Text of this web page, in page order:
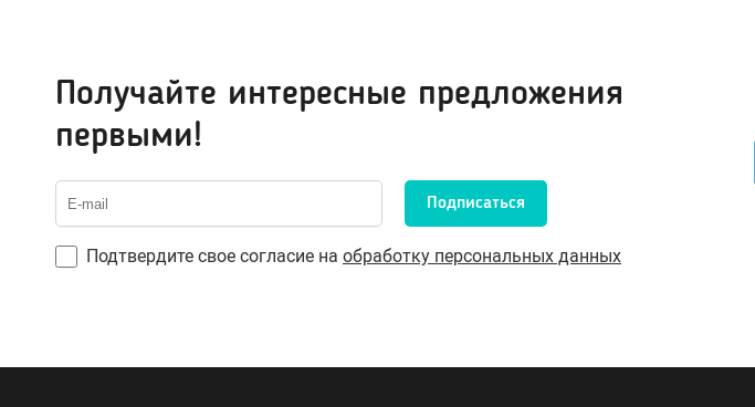
Получайте интересные предложения
первыми!
Подписаться
Подтвердите свое согласие на обработку персональных данных